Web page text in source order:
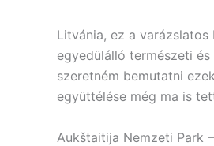
Litvánia, ez a
egyedülálló természeti
szeretném bemutatni
együttélése még ma is
Aukštaitija Nemzeti Park